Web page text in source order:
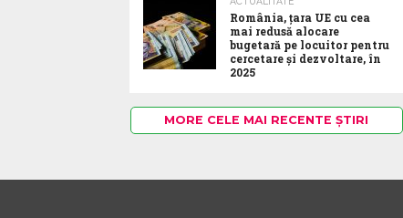
România, țara UE cu cea
mai redusă alocare
bugetară pe locuitor pentru
cercetare și dezvoltare, în
2025
MORE CELE MAI RECENTE ȘTIRI